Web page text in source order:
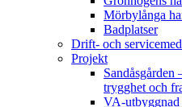
Mörbylånga
Badplatser
Drift- och
Projekt
Sandåsgården
trygghet och
VA-utbyggnad